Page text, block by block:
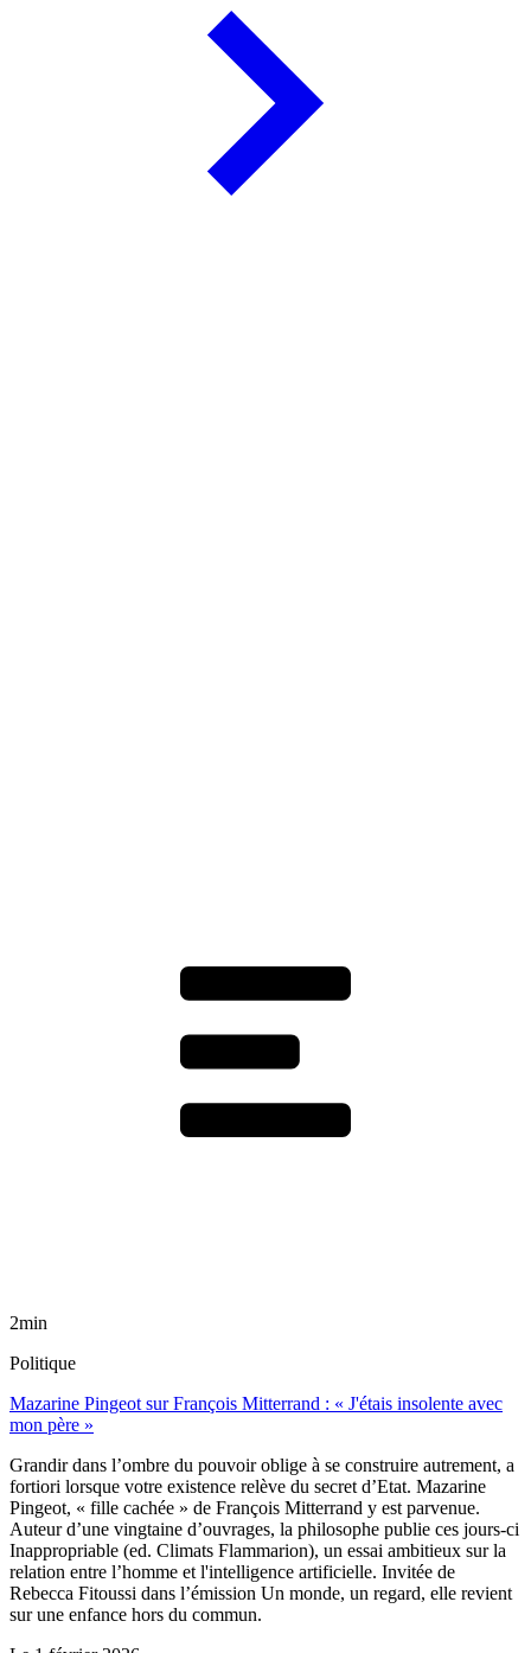
2min
Politique
Mazarine Pingeot sur François Mitterrand : « J'étais insolente avec
mon père »
Grandir dans l’ombre du pouvoir oblige à se construire autrement, a
fortiori lorsque votre existence relève du secret d’Etat. Mazarine
Pingeot, « fille cachée » de François Mitterrand y est parvenue.
Auteur d’une vingtaine d’ouvrages, la philosophe publie ces jours-ci
Inappropriable (ed. Climats Flammarion), un essai ambitieux sur la
relation entre l’homme et l'intelligence artificielle. Invitée de
Rebecca Fitoussi dans l’émission Un monde, un regard, elle revient
sur une enfance hors du commun.